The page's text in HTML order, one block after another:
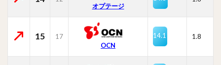
オプテージ
15
17
OCN
14.1 1.8